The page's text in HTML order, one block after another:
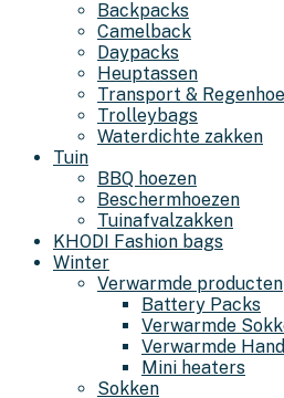
Backpacks
Camelback
Daypacks
Heuptassen
Transport &
Trolleybags
Waterdichte zakken
Tuin
BBQ hoezen
Beschermhoezen
Tuinafvalzakken
KHODI Fashion bags
Winter
Verwarmde producten
Battery Packs
Verwarmde
Verwarmde
Mini heaters
Sokken